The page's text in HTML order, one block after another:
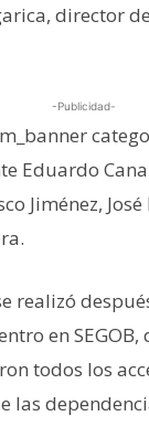
director
-Publicidad-
Eduardo
Jiménez,
realizó
en
todos los
las